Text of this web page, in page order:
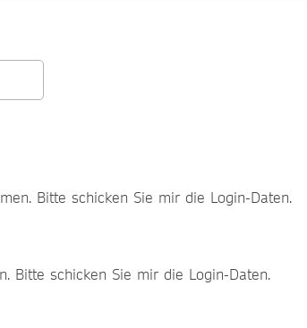
Bitte schicken Sie mir die Login-Daten.
schicken Sie mir die Login-Daten.